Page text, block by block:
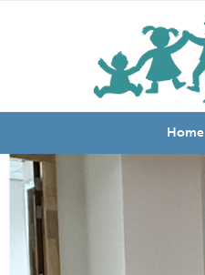
Home